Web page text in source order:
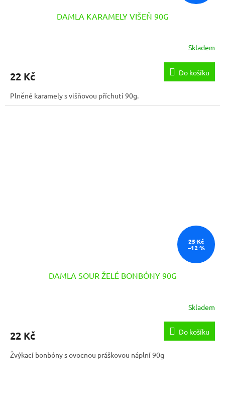
DAMLA KARAMELY VIŠEŇ 90G
Skladem
22 Kč Do košíku
Plněné karamely s višňovou příchutí 90g.
25 Kč
–12 %
DAMLA SOUR ŽELÉ BONBÓNY 90G
Skladem
22 Kč Do košíku
Žvýkací bonbóny s ovocnou práškovou náplní 90g